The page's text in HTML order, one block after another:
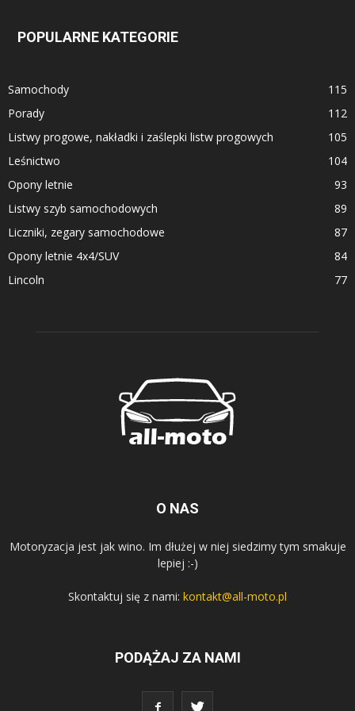
POPULARNE KATEGORIE
Samochody
115
Porady
112
Listwy progowe, nakładki i zaślepki listw progowych
105
Leśnictwo
104
Opony letnie
93
Listwy szyb samochodowych
89
Liczniki, zegary samochodowe
87
Opony letnie 4x4/SUV
84
Lincoln
77
O NAS
Motoryzacja jest jak wino. Im dłużej w niej siedzimy tym smakuje
lepiej :-)
Skontaktuj się z nami: kontakt@all-moto.pl
PODĄŻAJ ZA NAMI